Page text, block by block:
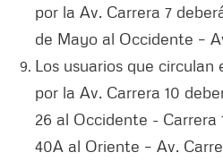
por la Av. Carrera 7
de Mayo al Occidente –
Los usuarios que
por la Av. Carrera 10
26 al Occidente - Carrera
40A al Oriente – Av.